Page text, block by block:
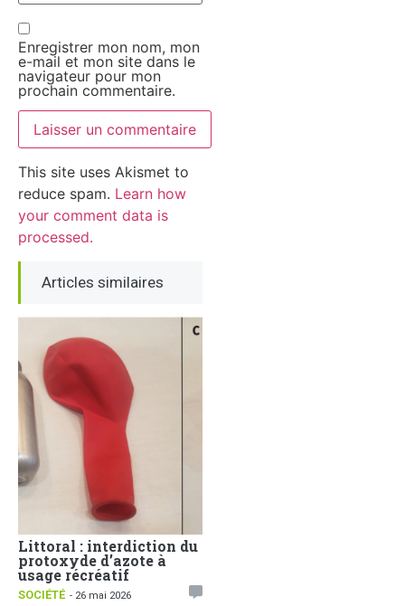
Enregistrer mon nom, mon
e-mail et mon site dans le
navigateur pour mon
prochain commentaire.
This site uses Akismet to
reduce spam. Learn how
your comment data is
processed.
Articles similaires
Littoral : interdiction du
protoxyde d’azote à
usage récréatif
SOCIÉTÉ - 26 mai 2026